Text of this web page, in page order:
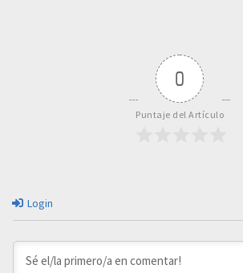
0
Puntaje del Artículo
Login